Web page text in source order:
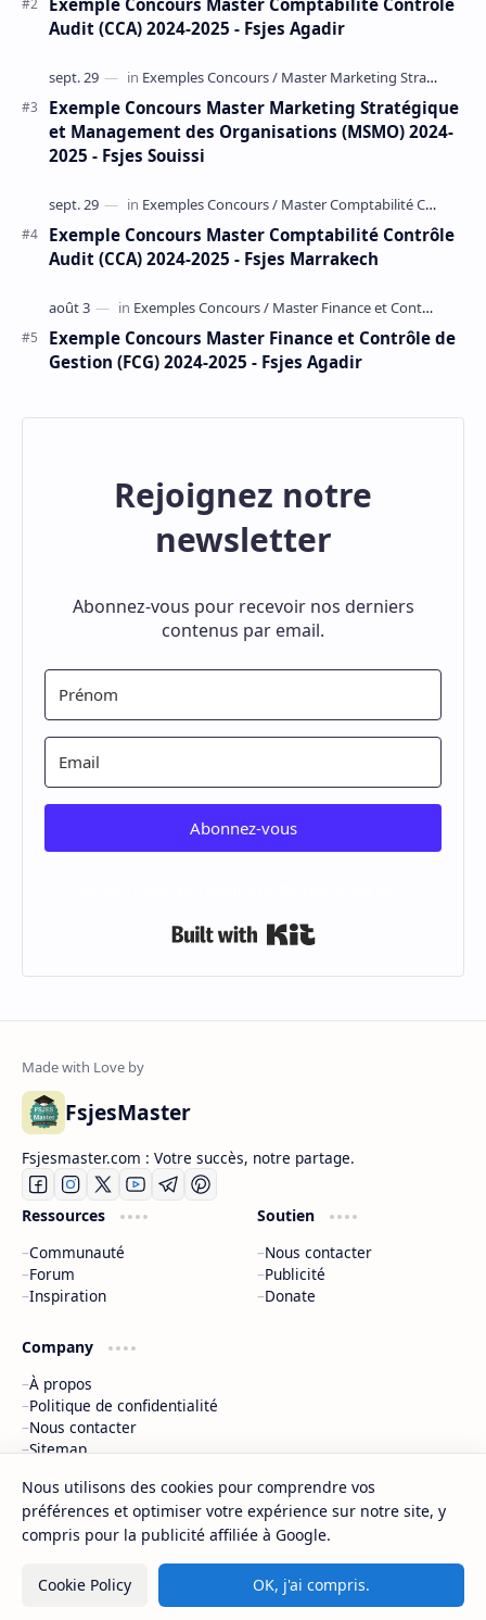
Exemple Concours Master Comptabilité Contrôle
Audit (CCA) 2024-2025 - Fsjes Agadir
Exemple Concours Master Marketing Stratégique
et Management des Organisations (MSMO) 2024-
2025 - Fsjes Souissi
Exemple Concours Master Comptabilité Contrôle
Audit (CCA) 2024-2025 - Fsjes Marrakech
Exemple Concours Master Finance et Contrôle de
Gestion (FCG) 2024-2025 - Fsjes Agadir
Rejoignez notre
newsletter
Abonnez-vous pour recevoir nos derniers
contenus par email.
Abonnez-vous
FsjesMaster
Fsjesmaster.com : Votre succès, notre partage.
Ressources
Communauté
Forum
Inspiration
Soutien
Nous contacter
Publicité
Donate
Company
À propos
Politique de confidentialité
Nous contacter
Sitemap
© 2026‧
Fsjes Master - Concours et examens d’accès au Master Maroc
‧ All rights reserved.
Nous utilisons des cookies pour comprendre vos
préférences et optimiser votre expérience sur notre site, y
compris pour la publicité affiliée à Google.
Cookie Policy OK, j'ai compris.